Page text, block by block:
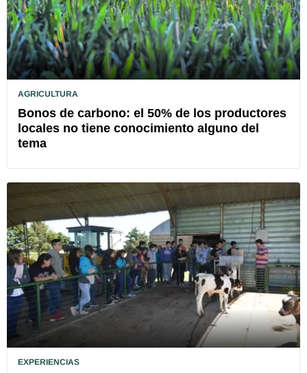
AGRICULTURA
Bonos de carbono: el 50% de los productores
locales no tiene conocimiento alguno del
tema
EXPERIENCIAS